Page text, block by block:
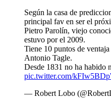
Según la casa de
principal fav en ser el
Pietro Parolín, viejo
estuvo por el 2009.
Tiene 10 puntos de
Antonio Tagle.
Desde 1831 no ha habido
pic.twitter.com/
— Robert Lobo